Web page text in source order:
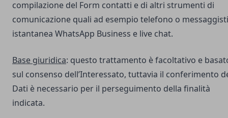
compilazione del Form contatti e di altri strumenti di
comunicazione quali ad esempio telefono o
istantanea WhatsApp Business e live chat.
Base giuridica: questo trattamento è facoltativo e
sul consenso dell’Interessato, tuttavia il conferimento
Dati è necessario per il perseguimento della finalità
indicata.